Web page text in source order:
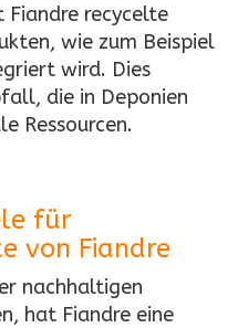
Fiandre recycelte
wie zum Beispiel
wird. Dies
die in Deponien
Ressourcen.
für
von Fiandre
nachhaltigen
hat Fiandre eine